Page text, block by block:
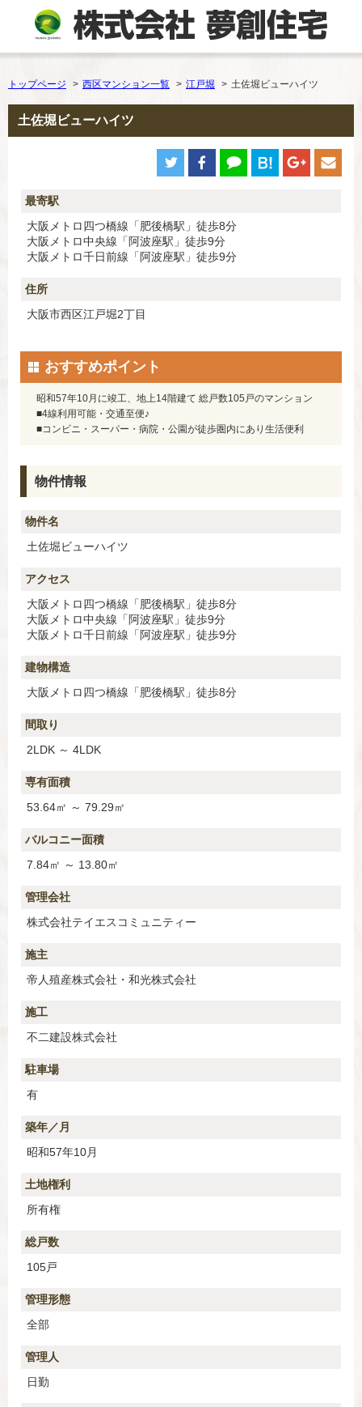
トップページ 西区マンション一覧 江戸堀 土佐堀ビューハイツ
土佐堀ビューハイツ
最寄駅
大阪メトロ四つ橋線「肥後橋駅」徒歩8分
大阪メトロ中央線「阿波座駅」徒歩9分
大阪メトロ千日前線「阿波座駅」徒歩9分
住所
大阪市西区江戸堀2丁目
おすすめポイント
昭和57年10月に竣工、地上14階建て 総戸数105戸のマンション
■4線利用可能・交通至便♪
■コンビニ・スーパー・病院・公園が徒歩圏内にあり生活便利
物件情報
物件名
土佐堀ビューハイツ
アクセス
大阪メトロ四つ橋線「肥後橋駅」徒歩8分
大阪メトロ中央線「阿波座駅」徒歩9分
大阪メトロ千日前線「阿波座駅」徒歩9分
建物構造
大阪メトロ四つ橋線「肥後橋駅」徒歩8分
間取り
2LDK ～ 4LDK
専有面積
53.64㎡ ～ 79.29㎡
バルコニー面積
7.84㎡ ～ 13.80㎡
管理会社
株式会社テイエスコミュニティー
施主
帝人殖産株式会社・和光株式会社
施工
不二建設株式会社
駐車場
有
築年／月
昭和57年10月
土地権利
所有権
総戸数
105戸
管理形態
全部
管理人
日勤